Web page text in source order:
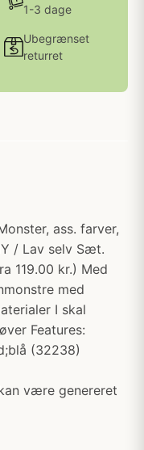
1-3 dage
Ubegrænset
returret
ass. farver,
/ Lav selv Sæt.
119.00 kr.) Med
med
I skal
Features:
(32238)
være genereret